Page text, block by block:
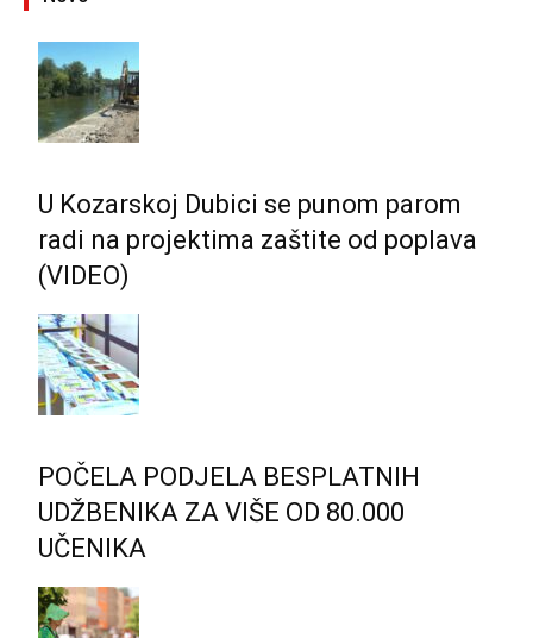
U Kozarskoj Dubici se punom parom
radi na projektima zaštite od poplava
(VIDEO)
POČELA PODJELA BESPLATNIH
UDŽBENIKA ZA VIŠE OD 80.000
UČENIKA